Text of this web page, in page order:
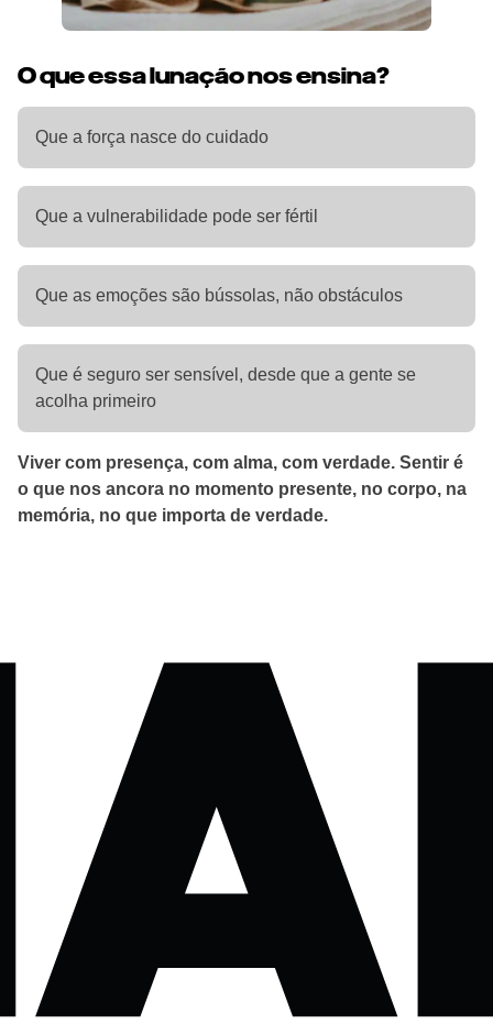
O que essa lunação nos ensina?
Que a força nasce do cuidado
Que a vulnerabilidade pode ser fértil
Que as emoções são bússolas, não obstáculos
Que é seguro ser sensível, desde que a gente se
acolha primeiro
Viver com presença, com alma, com verdade. Sentir é
o que nos ancora no momento presente, no corpo, na
memória, no que importa de verdade.